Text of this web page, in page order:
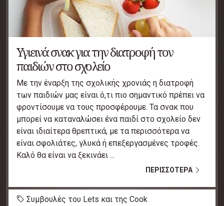
Υγιεινά σνακ για την διατροφή τον
παιδιών στο σχολείο
Με την έναρξη της σχολικής χρονιάς η διατροφή
των παιδιών μας είναι ό,τι πιο σημαντικό πρέπει να
φροντίσουμε να τους προσφέρουμε. Τα σνακ που
μπορεί να καταναλώσει ένα παιδί στο σχολείο δεν
είναι ιδιαίτερα θρεπτικά, με τα περισσότερα να
είναι σφολιάτες, γλυκά ή επεξεργασμένες τροφές.
Καλό θα είναι να ξεκινάει ...
ΠΕΡΙΣΣΟΤΕΡΑ
Συμβουλές του Lets και της Cook